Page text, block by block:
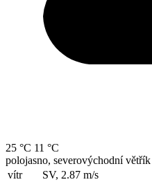
25 °C 11 °C
polojasno, severovýchodní větřík
vítr
SV, 2.87 m/s